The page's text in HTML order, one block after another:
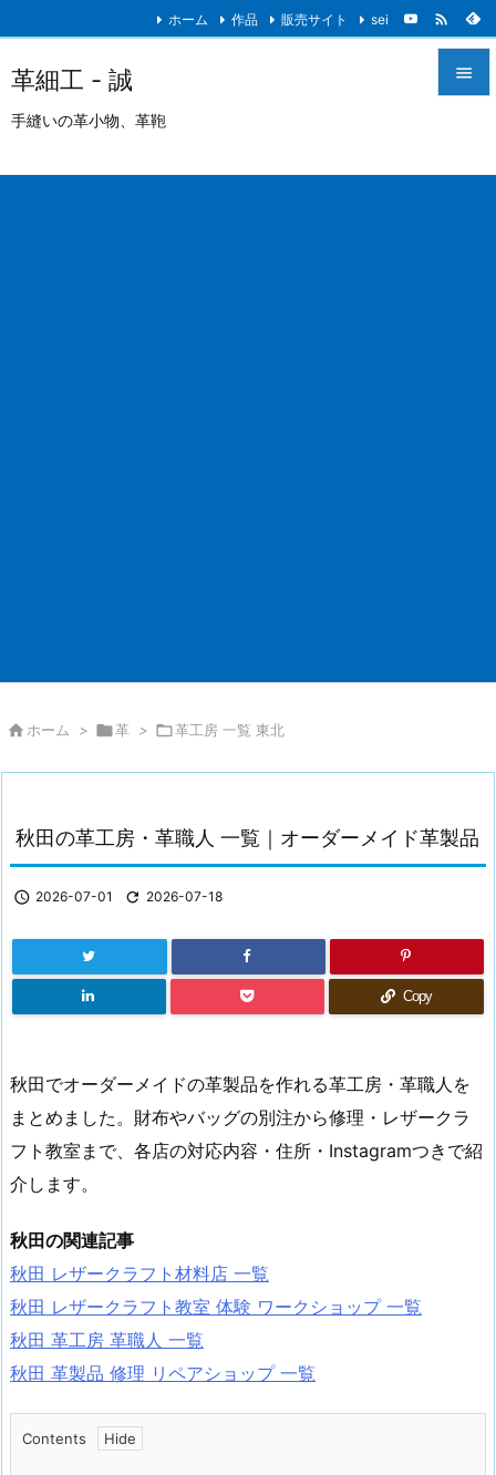
革細工 - 誠
手縫いの革小物、革鞄


ホーム 作品 販売サイト sei 
 ホーム > 革 > 革工房 一覧 東北
秋田の革工房・革職人 一覧｜オーダーメイド革製品
 2026-07-01  2026-07-18
Copy
秋田でオーダーメイドの革製品を作れる革工房・革職人を
まとめました。財布やバッグの別注から修理・レザークラ
フト教室まで、各店の対応内容・住所・Instagramつきで紹
介します。
秋田の関連記事
秋田 レザークラフト材料店 一覧
秋田 レザークラフト教室 体験 ワークショップ 一覧
秋田 革工房 革職人 一覧
秋田 革製品 修理 リペアショップ 一覧
Contents